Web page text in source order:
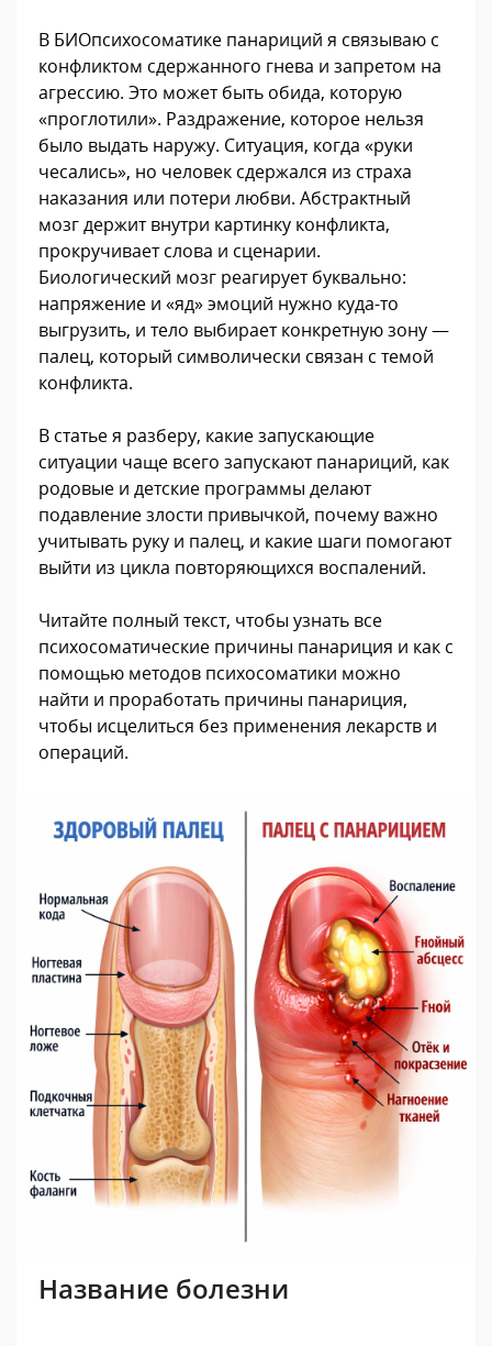
В БИОпсихосоматике панариций я связываю с
конфликтом сдержанного гнева и запретом на
агрессию. Это может быть обида, которую
«проглотили». Раздражение, которое нельзя
было выдать наружу. Ситуация, когда «руки
чесались», но человек сдержался из страха
наказания или потери любви. Абстрактный
мозг держит внутри картинку конфликта,
прокручивает слова и сценарии.
Биологический мозг реагирует буквально:
напряжение и «яд» эмоций нужно куда-то
выгрузить, и тело выбирает конкретную зону —
палец, который символически связан с темой
конфликта.
В статье я разберу, какие запускающие
ситуации чаще всего запускают панариций, как
родовые и детские программы делают
подавление злости привычкой, почему важно
учитывать руку и палец, и какие шаги помогают
выйти из цикла повторяющихся воспалений.
Читайте полный текст, чтобы узнать все
психосоматические причины панариция и как с
помощью методов психосоматики можно
найти и проработать причины панариция,
чтобы исцелиться без применения лекарств и
операций.
Название болезни